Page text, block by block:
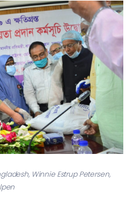
Winnie Estrup Petersen,